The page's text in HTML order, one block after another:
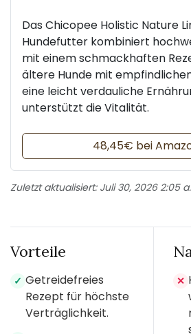
Das Chicopee Holistic Nature
Hundefutter kombiniert
mit einem schmackhaften
ältere Hunde mit
eine leicht verdauliche
unterstützt die Vitalität.
48,45€ bei
Zuletzt aktualisiert: Juli 30, 2026 2:05
Vorteile
✓ Getreidefreies
Rezept für höchste
Verträglichkeit.
✕